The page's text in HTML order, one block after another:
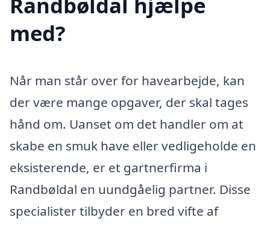
med?
Når man står over for havearbejde, kan
der være mange opgaver, der skal tages
hånd om. Uanset om det handler om at
skabe en smuk have eller vedligeholde en
eksisterende, er et gartnerfirma i
Randbøldal en uundgåelig partner. Disse
specialister tilbyder en bred vifte af